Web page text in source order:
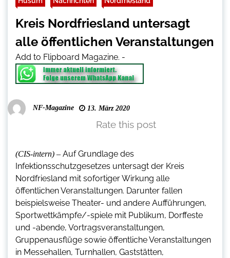
Kreis Nordfriesland untersagt
alle öffentlichen Veranstaltungen
Add to Flipboard Magazine. -
NF-Magazine 13. März 2020
Rate this post
(CIS-intern) – Auf Grundlage des
Infektionsschutzgesetzes untersagt der Kreis
Nordfriesland mit sofortiger Wirkung alle
öffentlichen Veranstaltungen. Darunter fallen
beispielsweise Theater- und andere Aufführungen,
Sportwettkämpfe/-spiele mit Publikum, Dorffeste
und -abende, Vortragsveranstaltungen,
Gruppenausflüge sowie öffentliche Veranstaltungen
in Messehallen, Turnhallen, Gaststätten,